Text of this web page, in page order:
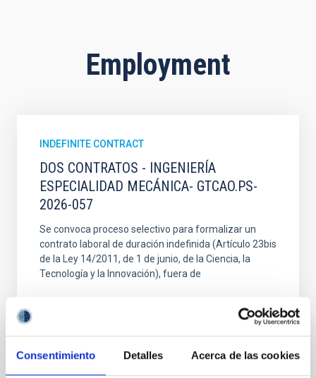
Consentimiento Detalles Acerca de las cookies
Employment
INDEFINITE CONTRACT
DOS CONTRATOS - INGENIERÍA
ESPECIALIDAD MECÁNICA- GTCAO.PS-
2026-057
Se convoca proceso selectivo para formalizar un
contrato laboral de duración indefinida (Artículo 23bis
de la Ley 14/2011, de 1 de junio, de la Ciencia, la
Tecnología y la Innovación), fuera de